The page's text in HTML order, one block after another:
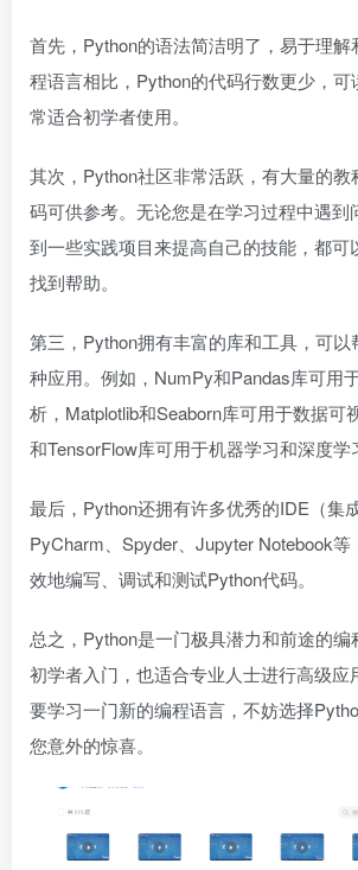
首先，Python的语法简洁明了，易于理解
程语言相比，Python的代码行数更少，
常适合初学者使用。
其次，Python社区非常活跃，有大量的
码可供参考。无论您是在学习过程中遇到
到一些实践项目来提高自己的技能，都可
找到帮助。
第三，Python拥有丰富的库和工具，可以
种应用。例如，NumPy和Pandas库可用
析，Matplotlib和Seaborn库可用于数据可
和TensorFlow库可用于机器学习和深度学
最后，Python还拥有许多优秀的IDE（集
PyCharm、Spyder、Jupyter Notebook
效地编写、调试和测试Python代码。
总之，Python是一门极具潜力和前途的
初学者入门，也适合专业人士进行高级应
要学习一门新的编程语言，不妨选择
您意外的惊喜。